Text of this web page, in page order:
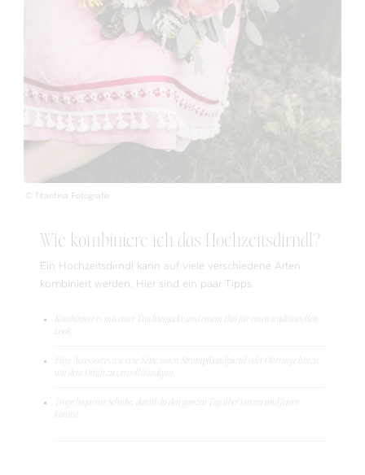
© Titantina Fotografie
Wie kombiniere ich das Hochzeitsdirndl?
Ein Hochzeitsdirndl kann auf viele verschiedene Arten
kombiniert werden. Hier sind ein paar Tipps:
Kombiniere es mit einer Trachtenjacke und einem Hut für einen traditionellen
Look.
Füge Accessoires wie eine Kette, einen Strumpfbandgürtel oder Ohrringe hinzu,
um dein Outfit zu vervollständigen.
Trage bequeme Schuhe, damit du den ganzen Tag über tanzen und feiern
kannst.